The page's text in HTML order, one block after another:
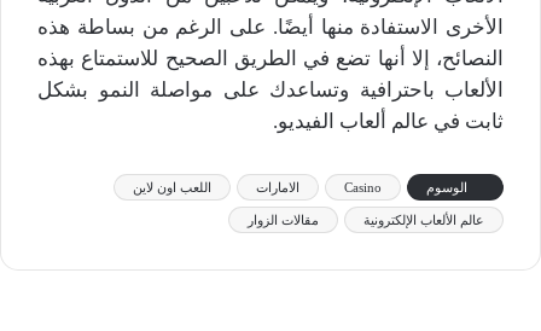
الأخرى الاستفادة منها أيضًا. على الرغم من بساطة هذه
النصائح، إلا أنها تضع في الطريق الصحيح للاستمتاع بهذه
الألعاب باحترافية وتساعدك على مواصلة النمو بشكل
ثابت في عالم ألعاب الفيديو.
الوسوم Casino الامارات اللعب اون لاين
عالم الألعاب الإلكترونية مقالات الزوار